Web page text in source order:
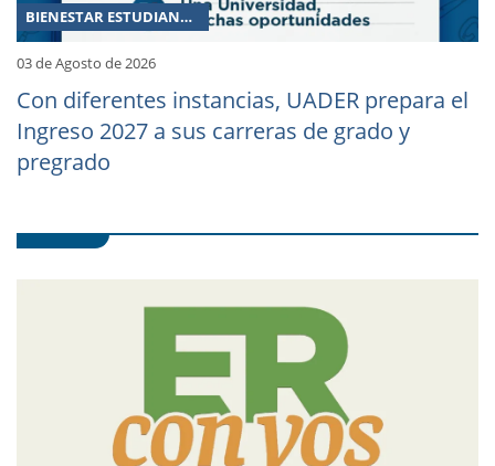
BIENESTAR ESTUDIANTIL
03 de Agosto de 2026
Con diferentes instancias, UADER prepara el
Ingreso 2027 a sus carreras de grado y
pregrado